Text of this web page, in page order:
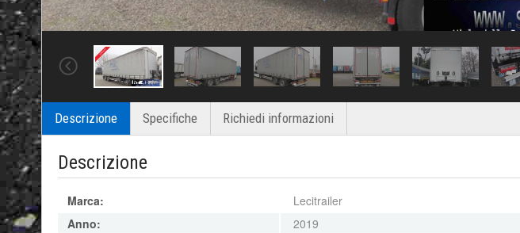
Descrizione Specifiche Richiedi informazioni
Descrizione
Marca:
Lecitrailer
Anno:
2019